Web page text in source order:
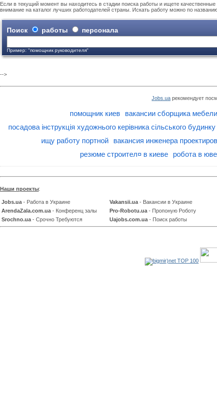
Если в текущий момент вы находитесь в стадии поиска работы и ищете
внимание на каталог лучших работодателей страны. Искать работу можно по
Поиск работы персонала
Пример: "помощник руководителя"
-->
Jobs.ua рекомендует
помощник киев
вакансии сборщика мебели
посадова інструкція художнього керівника сільського
ищу работу портной
вакансия инженера
резюме строител¤ в киеве
робота в
Наши проекты:
Jobs.ua - Работа в Украине Vakansii.ua - Вакансии в Украине
ArendaZala.com.ua - Конференц залы Pro-Robotu.ua - Пропоную Роботу
Srochno.ua - Срочно Требуются Uajobs.com.ua - Поиск работы